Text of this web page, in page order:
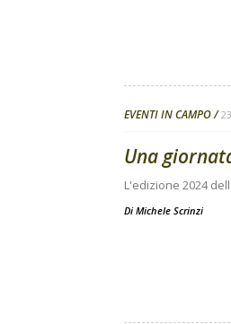
EVENTI IN CAMPO
Una
L'edizione 2024
Di Michele Scrinzi